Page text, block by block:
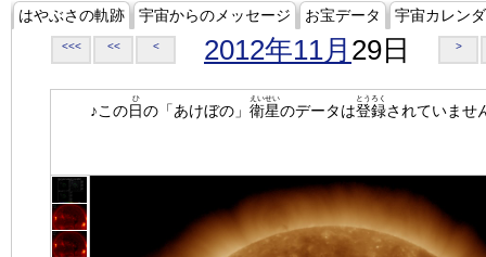
はやぶさの軌跡 宇宙からのメッセージ お宝データ 宇宙カレン
<<< << < 2012年11月 29日 >
♪この日
ひ
の「あけぼの」 衛星
えいせい
のデータは登録
とうろく
されていませ